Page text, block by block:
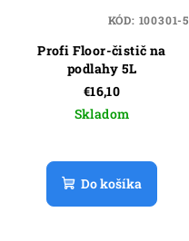
Profi Floor-čistič na
podlahy 5L
€16,10
Skladom
Do košíka
KÓD: 100301-5